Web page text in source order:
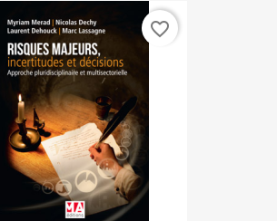
favorite_border